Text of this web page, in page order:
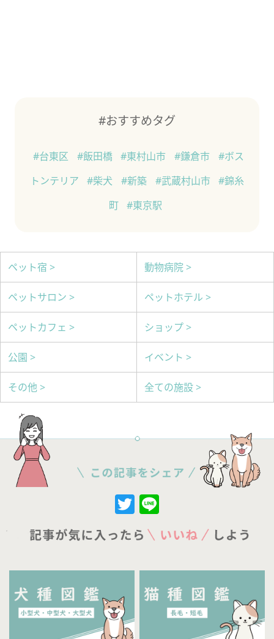
#おすすめタグ
#台東区 #飯田橋 #東村山市 #鎌倉市
#ボス
トンテリア
#柴犬 #新築 #武蔵村山市 #錦糸
町
#東京駅
ペット宿 > 動物病院 >
ペットサロン > ペットホテル >
ペットカフェ > ショップ >
公園 > イベント >
その他 > 全ての施設 >
Twitter